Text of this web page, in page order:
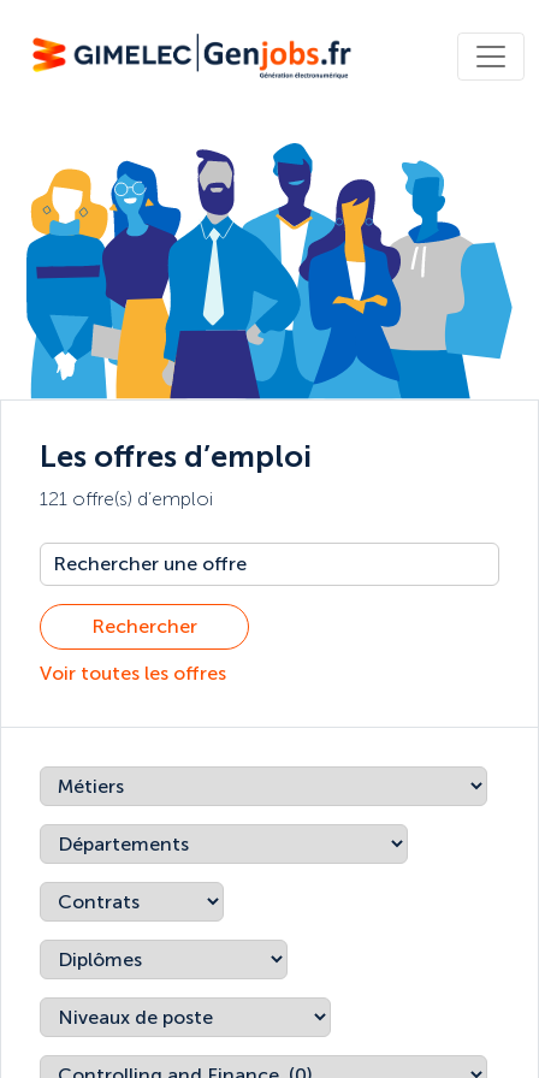
Les offres d’emploi
121 offre(s) d’emploi
Rechercher
Voir toutes les offres